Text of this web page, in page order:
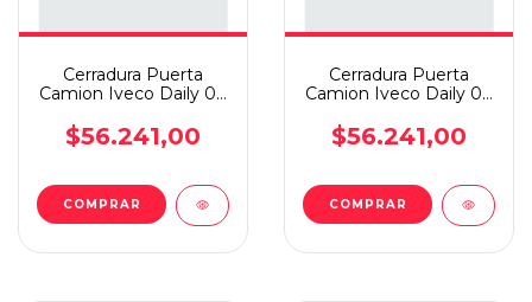
Cerradura Puerta
Camion Iveco Daily 07
$56.241,00
Cerradura Puerta
Camion Iveco Daily 07
$56.241,00